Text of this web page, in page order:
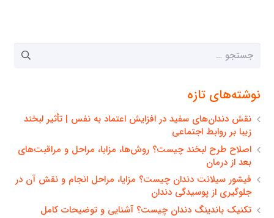
جستجو
نوشته‌های تازه
نقش دندان‌های سفید در افزایش اعتماد به نفس | تأثیر لبخند
زیبا بر روابط اجتماعی
اصلاح طرح لبخند چیست؟ روش‌ها، مزایا، مراحل و مراقبت‌های
بعد از درمان
فیشور سیلانت دندان چیست؟ مزایا، مراحل انجام و نقش آن در
جلوگیری از پوسیدگی دندان
تکنیک باندینگ دندان چیست؟ آشنایی و توضیحات کامل